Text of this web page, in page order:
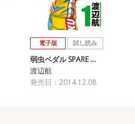
電子版 試し読み
弱虫ペダル SPARE …
渡辺航
発売日：2014.12.08